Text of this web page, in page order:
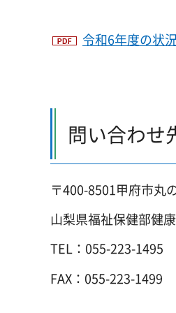
令和6年度の状
問い合わせ
〒400-8501甲府市丸
山梨県福祉保健部健
TEL：055-223-1495
FAX：055-223-1499